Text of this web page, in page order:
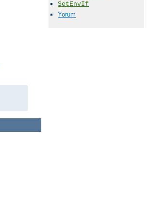
SetEnvIf
Yorum